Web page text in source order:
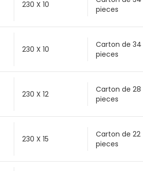
230 X 10
pieces
230 X 10
Carton de 34
pieces
230 X 12
Carton de 28
pieces
230 X 15
Carton de 22
pieces